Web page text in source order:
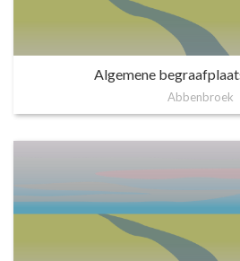
Algemene
Abbenbroek